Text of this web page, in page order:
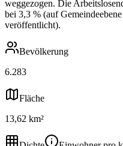
weggezogen. Die
bei 3,3 % (auf
veröffentlicht).
Bevölkerung
6.283
Fläche
13,62 km²